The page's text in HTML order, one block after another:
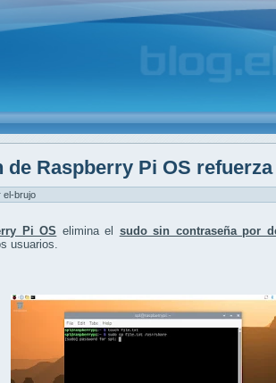
de Raspberry Pi OS
el-brujo
Pi OS elimina el sudo sin contraseña por
usuarios.